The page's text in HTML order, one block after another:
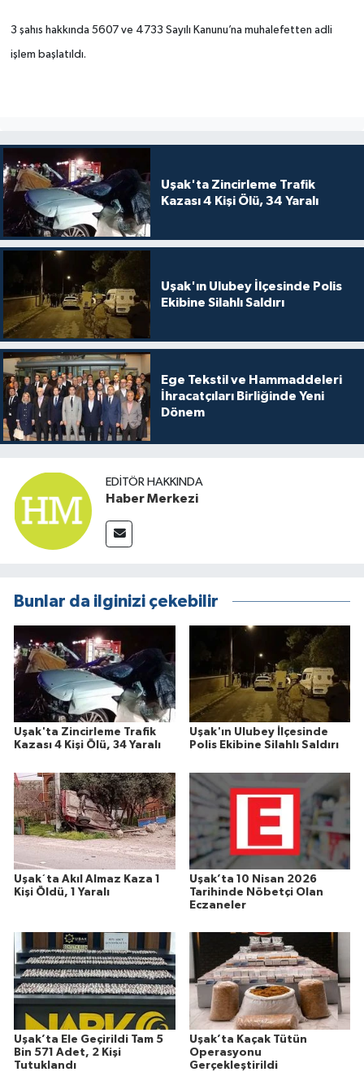
3 şahıs hakkında 5607 ve 4733 Sayılı Kanunu’na muhalefetten adli
işlem başlatıldı.
Uşak'ta Zincirleme Trafik
Kazası 4 Kişi Ölü, 34 Yaralı
Uşak'ın Ulubey İlçesinde Polis
Ekibine Silahlı Saldırı
Ege Tekstil ve Hammaddeleri
İhracatçıları Birliğinde Yeni
Dönem
EDITÖR HAKKINDA
Haber Merkezi
Bunlar da ilginizi çekebilir
Uşak'ta Zincirleme Trafik
Kazası 4 Kişi Ölü, 34 Yaralı
Uşak'ın Ulubey İlçesinde
Polis Ekibine Silahlı Saldırı
Uşak´ta Akıl Almaz Kaza 1
Kişi Öldü, 1 Yaralı
Uşak’ta 10 Nisan 2026
Tarihinde Nöbetçi Olan
Eczaneler
Uşak’ta Ele Geçirildi Tam 5
Bin 571 Adet, 2 Kişi
Tutuklandı
Uşak’ta Kaçak Tütün
Operasyonu
Gerçekleştirildi
SPOR
Yerel